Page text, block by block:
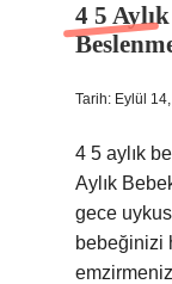
4 5
Tarih: Eylül
4 5 aylık
Aylık
gece
bebeğinizi